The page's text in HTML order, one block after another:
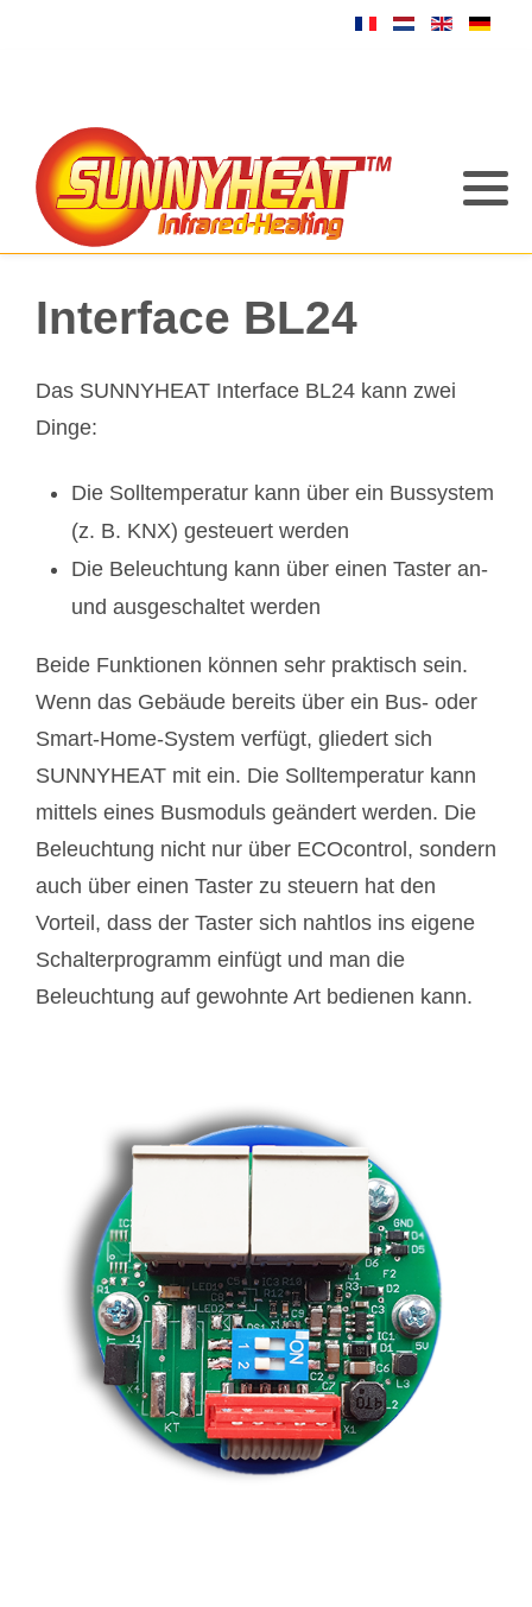
Interface BL24
Das SUNNYHEAT Interface BL24 kann zwei
Dinge:
Die Solltemperatur kann über ein Bussystem
(z. B. KNX) gesteuert werden
Die Beleuchtung kann über einen Taster an-
und ausgeschaltet werden
Beide Funktionen können sehr praktisch sein.
Wenn das Gebäude bereits über ein Bus- oder
Smart-Home-System verfügt, gliedert sich
SUNNYHEAT mit ein. Die Solltemperatur kann
mittels eines Busmoduls geändert werden. Die
Beleuchtung nicht nur über ECOcontrol, sondern
auch über einen Taster zu steuern hat den
Vorteil, dass der Taster sich nahtlos ins eigene
Schalterprogramm einfügt und man die
Beleuchtung auf gewohnte Art bedienen kann.